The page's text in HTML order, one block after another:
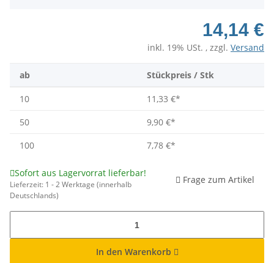
14,14 €
inkl. 19% USt. , zzgl. Versand
ab Stückpreis / Stk
10 11,33 €*
50
9,90 €*
100
7,78 €*
Sofort aus Lagervorrat lieferbar!
Lieferzeit: 1 - 2 Werktage (innerhalb
Deutschlands)
Frage zum Artikel
In den Warenkorb